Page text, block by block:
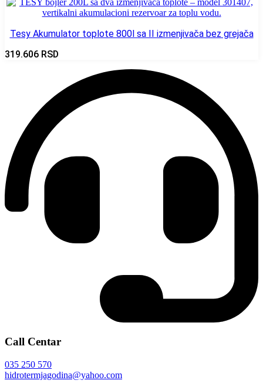
Tesy Akumulator toplote 800l sa II izmenjivača bez grejača
319.606 RSD
Call Centar
035 250 570
hidrotermjagodina@yahoo.com